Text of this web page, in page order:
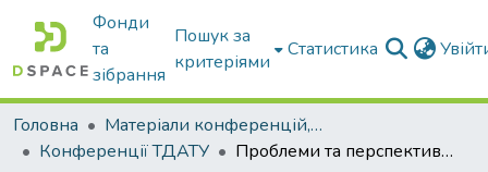
Фонди
та
зібрання
Пошук за
критеріями
Статистика
Головна
Матеріали конференцій, збірники ТДАТУ
Конференції ТДАТУ
Проблеми та перспективи сталого розвитку АПК: матеріали Міжнародної науково-практичної конференції